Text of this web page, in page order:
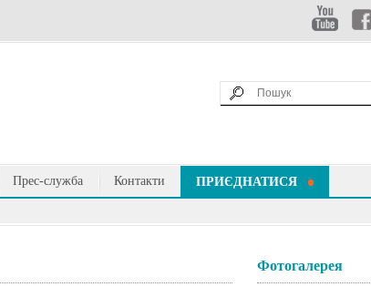
Прес-служба Контакти ПРИЄДНАТИСЯ
Фотогалерея